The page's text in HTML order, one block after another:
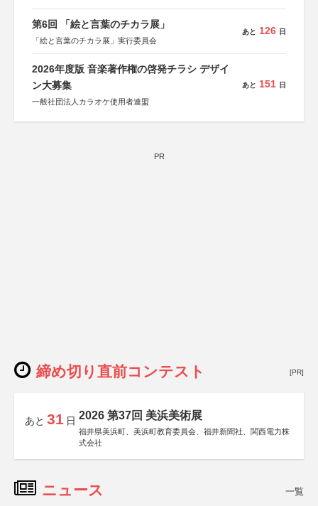
第6回 「絵と言葉のチカラ展」
「絵と言葉のチカラ展」実行委員会
あと 126 日
2026年度版 音楽著作権の啓発チラシ デザイ
ン大募集
一般社団法人カラオケ使用者連盟
あと 151 日
PR
締め切り直前コンテスト [PR]
あと 31 日 2026 第37回 美浜美術展
福井県美浜町、美浜町教育委員会、福井新聞社、関西電力株
式会社
ニュース 一覧